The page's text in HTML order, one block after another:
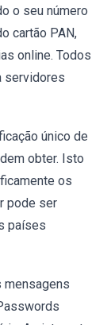
o seu número
cartão PAN,
online. Todos
servidores
único de
obter. Isto
os
pode ser
países
mensagens